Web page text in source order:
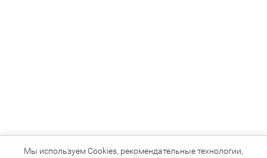
Мы используем Cookies, рекомендательные технологии,